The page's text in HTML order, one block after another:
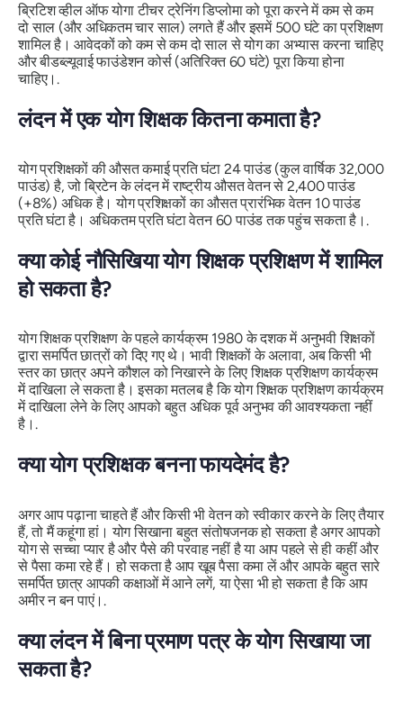
ब्रिटिश व्हील ऑफ योगा टीचर ट्रेनिंग डिप्लोमा को पूरा करने में कम से कम
दो साल (और अधिकतम चार साल) लगते हैं और इसमें 500 घंटे का प्रशिक्षण
शामिल है। आवेदकों को कम से कम दो साल से योग का अभ्यास करना चाहिए
और बीडब्ल्यूवाई फाउंडेशन कोर्स (अतिरिक्त 60 घंटे) पूरा किया होना
चाहिए।.
लंदन में एक योग शिक्षक कितना कमाता है?
योग प्रशिक्षकों की औसत कमाई प्रति घंटा 24 पाउंड (कुल वार्षिक 32,000
पाउंड) है, जो ब्रिटेन के लंदन में राष्ट्रीय औसत वेतन से 2,400 पाउंड
(+8%) अधिक है। योग प्रशिक्षकों का औसत प्रारंभिक वेतन 10 पाउंड
प्रति घंटा है। अधिकतम प्रति घंटा वेतन 60 पाउंड तक पहुंच सकता है।.
क्या कोई नौसिखिया योग शिक्षक प्रशिक्षण में शामिल
हो सकता है?
योग शिक्षक प्रशिक्षण के पहले कार्यक्रम 1980 के दशक में अनुभवी शिक्षकों
द्वारा समर्पित छात्रों को दिए गए थे। भावी शिक्षकों के अलावा, अब किसी भी
स्तर का छात्र अपने कौशल को निखारने के लिए शिक्षक प्रशिक्षण कार्यक्रम
में दाखिला ले सकता है। इसका मतलब है कि योग शिक्षक प्रशिक्षण कार्यक्रम
में दाखिला लेने के लिए आपको बहुत अधिक पूर्व अनुभव की आवश्यकता नहीं
है।.
क्या योग प्रशिक्षक बनना फायदेमंद है?
अगर आप पढ़ाना चाहते हैं और किसी भी वेतन को स्वीकार करने के लिए तैयार
हैं, तो मैं कहूंगा हां। योग सिखाना बहुत संतोषजनक हो सकता है अगर आपको
योग से सच्चा प्यार है और पैसे की परवाह नहीं है या आप पहले से ही कहीं और
से पैसा कमा रहे हैं। हो सकता है आप खूब पैसा कमा लें और आपके बहुत सारे
समर्पित छात्र आपकी कक्षाओं में आने लगें, या ऐसा भी हो सकता है कि आप
अमीर न बन पाएं।.
क्या लंदन में बिना प्रमाण पत्र के योग सिखाया जा
सकता है?